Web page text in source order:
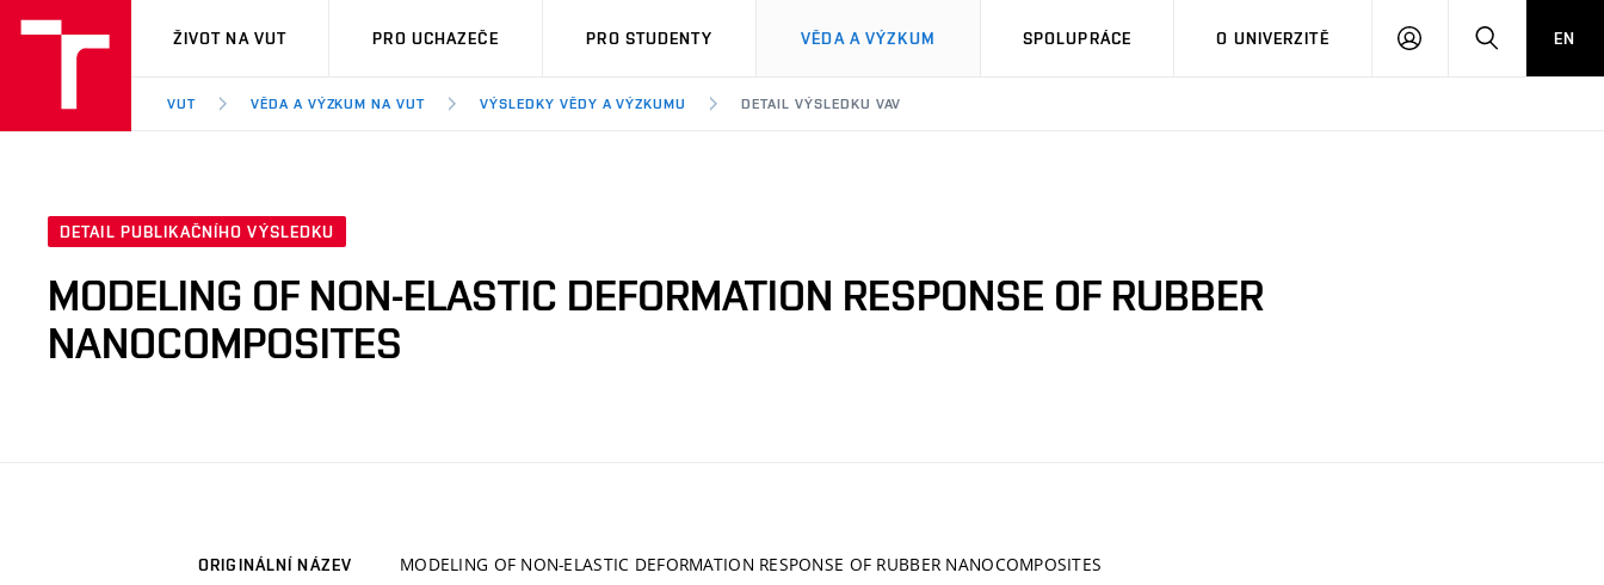
VUT
ŽIVOT NA VUT PRO UCHAZEČE PRO STUDENTY VĚDA A VÝZKUM SPOLUPRÁCE O UNIVERZITĚ
PŘIHLÁSIT HLEDATEN
VUT VĚDA A VÝZKUM NA VUT VÝSLEDKY VĚDY A VÝZKUMU DETAIL VÝSLEDKU VAV
DETAIL PUBLIKAČNÍHO VÝSLEDKU
MODELING OF NON-ELASTIC DEFORMATION RESPONSE OF RUBBER
NANOCOMPOSITES
ORIGINÁLNÍ NÁZEV MODELING OF NON-ELASTIC DEFORMATION RESPONSE OF RUBBER NANOCOMPOSITES